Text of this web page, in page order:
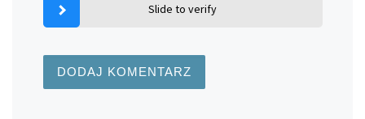
Slide to verify